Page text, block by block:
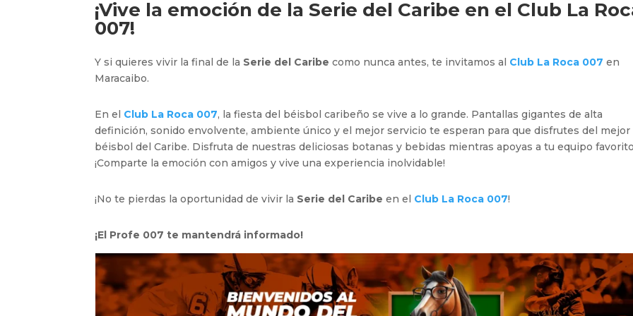
¡Vive la emoción de la Serie del Caribe en el Club La
007!
Y si quieres vivir la final de la Serie del Caribe como nunca antes, te invitamos al Club La Roca 007 en
Maracaibo.
En el Club La Roca 007, la fiesta del béisbol caribeño se vive a lo grande. Pantallas gigantes de alta
definición, sonido envolvente, ambiente único y el mejor servicio te esperan para que disfrutes del mejor
béisbol del Caribe. Disfruta de nuestras deliciosas botanas y bebidas mientras apoyas a tu equipo
¡Comparte la emoción con amigos y vive una experiencia inolvidable!
¡No te pierdas la oportunidad de vivir la Serie del Caribe en el Club La Roca 007!
¡El Profe 007 te mantendrá informado!